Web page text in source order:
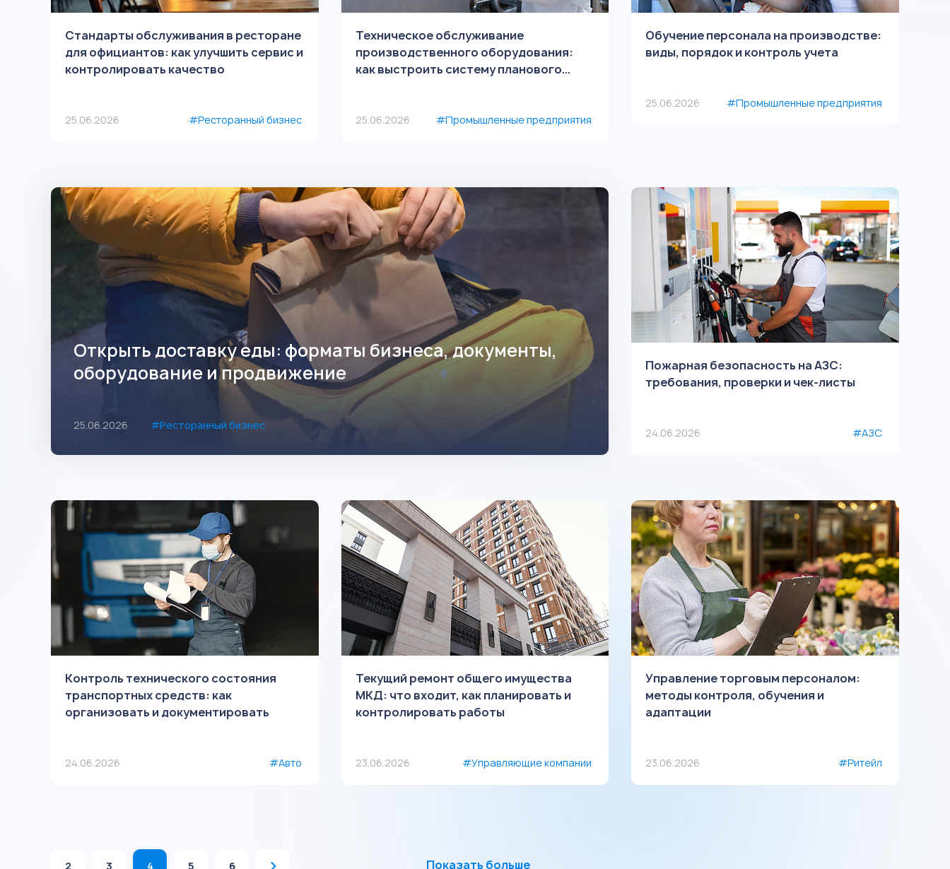
Стандарты обслуживания в ресторане
для официантов: как улучшить сервис и
контролировать качество
25.06.2026 #Ресторанный бизнес
Техническое обслуживание
производственного оборудования:
как выстроить систему планового
25.06.2026 #Промышленные предприятия
Обучение персонала на производстве:
виды, порядок и контроль учета
25.06.2026 #Промышленные предприятия
Открыть доставку еды: форматы бизнеса, документы,
оборудование и продвижение
25.06.2026 #Ресторанный бизнес
Пожарная безопасность на АЗС:
требования, проверки и чек-листы
24.06.2026 #АЗС
Контроль технического состояния
транспортных средств: как
организовать и документировать
24.06.2026 #Авто
Текущий ремонт общего имущества
МКД: что входит, как планировать и
контролировать работы
23.06.2026 #Управляющие компании
Управление торговым персоналом:
методы контроля, обучения и
адаптации
23.06.2026 #Ритейл
Показать больше
2 3 4 5 6